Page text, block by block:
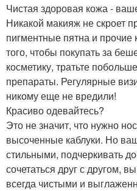
Чистая здоровая кожа -
Никакой макияж не скроет
пигментные пятна и
того, чтобы покупать за
косметику, тратьте
препараты. Регулярные
никому еще не вредили!
Красиво одевайтесь?
Это не значит, что нужно
высоченные каблуки. Но
стильными, подчеркивать
сочетаться друг с другом,
всегда чистыми и